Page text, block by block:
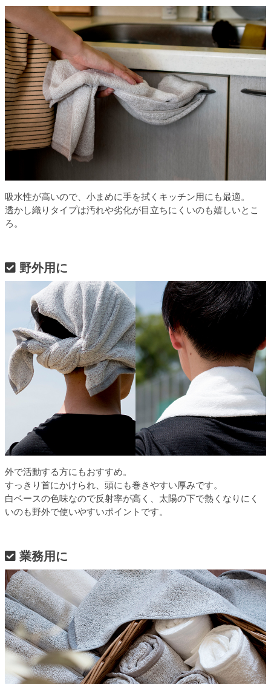
吸水性が高いので、小まめに手を拭くキッチン用にも最適。
透かし織りタイプは汚れや劣化が目立ちにくいのも嬉しいとこ
ろ。
野外用に
外で活動する方にもおすすめ。
すっきり首にかけられ、頭にも巻きやすい厚みです。
白ベースの色味なので反射率が高く、太陽の下で熱くなりにく
いのも野外で使いやすいポイントです。
業務用に